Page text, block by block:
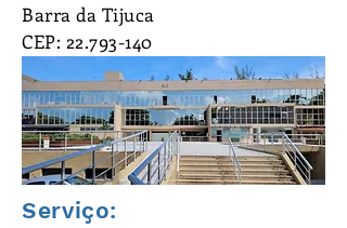
Barra da Tijuca
CEP: 22.793-140
Serviço: